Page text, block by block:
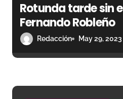
Rotunda tarde sin
Fernando Robleño
Redacción May 29, 2023